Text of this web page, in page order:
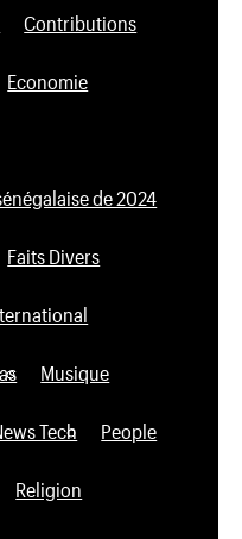
Contributions
Economie
de 2024
Faits Divers
Musique
Tech People
Religion